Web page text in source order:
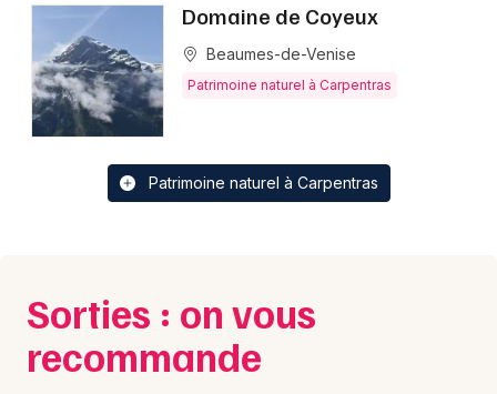
Domaine de Coyeux
Beaumes-de-Venise
Patrimoine naturel à Carpentras
Patrimoine naturel à Carpentras
Sorties : on vous
recommande